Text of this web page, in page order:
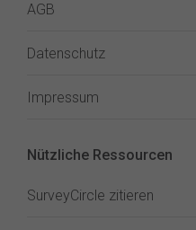
AGB
Datenschutz
Impressum
Nützliche Ressourcen
SurveyCircle zitieren